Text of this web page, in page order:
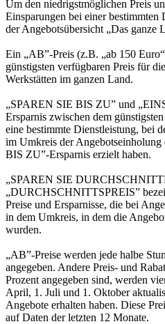
Um den niedrigstmöglichen Preis
Einsparungen bei einer bestimmten
der Angebotsübersicht „Das ganze
Ein „AB”-Preis (z.B. „ab 150
günstigsten verfügbaren Preis für
Werkstätten im ganzen Land.
„SPAREN SIE BIS ZU” und
Ersparnis zwischen dem
eine bestimmte Dienstleistung, bei
im Umkreis der
BIS ZU”-Ersparnis erzielt haben.
„SPAREN SIE
„DURCHSCHNITTSPREIS”
Preise und Ersparnisse, die bei
in dem Umkreis, in dem die
wurden.
„AB”-Preise werden jede halbe
angegeben. Andere Preis- und
Prozent angegeben sind, werden
April, 1. Juli und 1. Oktober
Angebote erhalten haben. Diese
auf Daten der letzten 12 Monate.